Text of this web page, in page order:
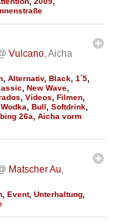
Vulcano, Aicha
Alternativ, Black 1´5
New Wave
Videos Filmen
Wodka Bull Softdrink
26a
Aicha vorm
Matscher Au
Event, Unterhaltung